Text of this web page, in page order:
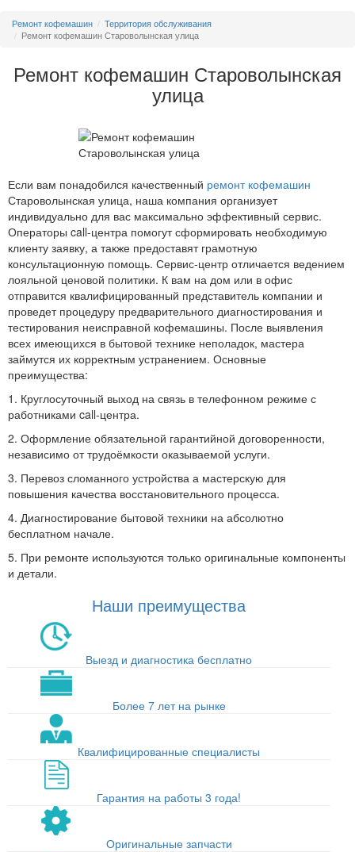
Ремонт кофемашин
Территория обслуживания
Ремонт кофемашин Староволынская улица
Ремонт кофемашин Староволынская
улица
Если вам понадобился качественный ремонт кофемашин
Староволынская улица, наша компания организует
индивидуально для вас максимально эффективный сервис.
Операторы call-центра помогут сформировать необходимую
клиенту заявку, а также предоставят грамотную
консультационную помощь. Сервис-центр отличается ведением
лояльной ценовой политики. К вам на дом или в офис
отправится квалифицированный представитель компании и
проведет процедуру предварительного диагностирования и
тестирования неисправной кофемашины. После выявления
всех имеющихся в бытовой технике неполадок, мастера
займутся их корректным устранением. Основные
преимущества:
1. Круглосуточный выход на связь в телефонном режиме с
работниками call-центра.
2. Оформление обязательной гарантийной договоренности,
независимо от трудоёмкости оказываемой услуги.
3. Перевоз сломанного устройства а мастерскую для
повышения качества восстановительного процесса.
4. Диагностирование бытовой техники на абсолютно
бесплатном начале.
5. При ремонте используются только оригинальные компоненты
и детали.
Наши преимущества
Выезд и диагностика бесплатно
Более 7 лет на рынке
Квалифицированные специалисты
Гарантия на работы 3 года!
Оригинальные запчасти